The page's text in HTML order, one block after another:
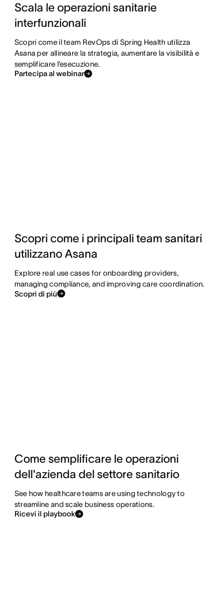
Scala le operazioni sanitarie
interfunzionali
Scopri come il team RevOps di Spring Health utilizza
Asana per allineare la strategia, aumentare la visibilità e
semplificare l’esecuzione.
Partecipa al webinar
Scopri come i principali team sanitari
utilizzano Asana
Explore real use cases for onboarding providers,
managing compliance, and improving care coordination.
Scopri di più
Come semplificare le operazioni
dell'azienda del settore sanitario
See how healthcare teams are using technology to
streamline and scale business operations.
Ricevi il playbook